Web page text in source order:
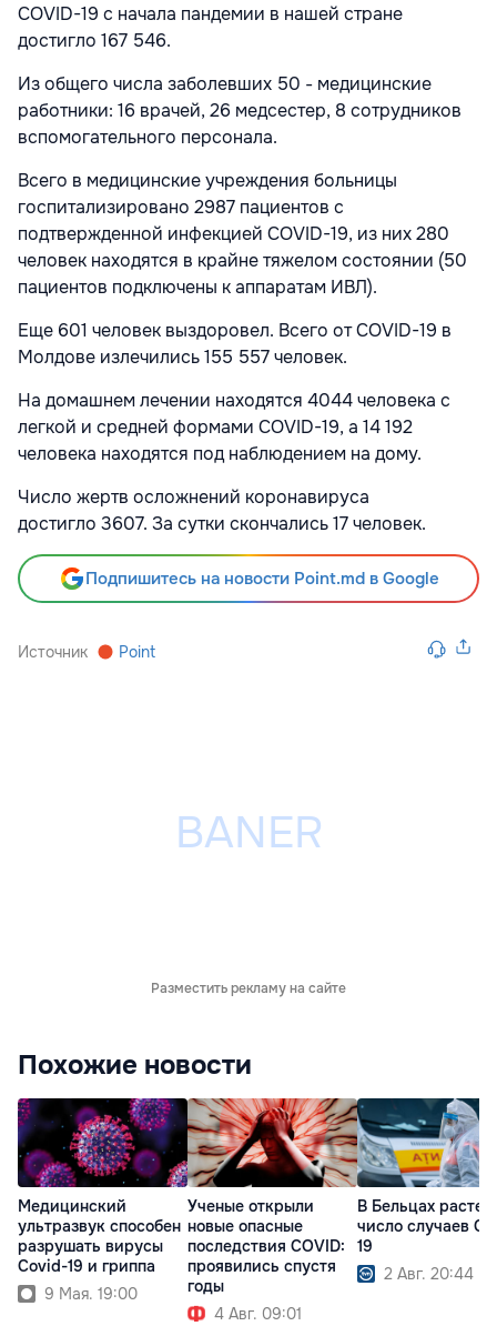
COVID-19 с начала пандемии в нашей стране
достигло 167 546.
Из общего числа заболевших 50 - медицинские
работники: 16 врачей, 26 медсестер, 8 сотрудников
вспомогательного персонала.
Всего в медицинские учреждения больницы
госпитализировано 2987 пациентов с
подтвержденной инфекцией COVID-19, из них 280
человек находятся в крайне тяжелом состоянии (50
пациентов подключены к аппаратам ИВЛ).
Еще 601 человек выздоровел. Всего от COVID-19 в
Молдове излечились 155 557 человек.
На домашнем лечении находятся 4044 человека с
легкой и средней формами COVID-19, а 14 192
человека находятся под наблюдением на дому.
Число жертв осложнений коронавируса
достигло 3607. За сутки скончались 17 человек.
Подпишитесь на новости Point.md в Google
Источник Point
Разместить рекламу на сайте
Похожие новости
Медицинский
ультразвук способен
разрушать вирусы
Covid-19 и гриппа
9 Мая. 19:00
Ученые открыли
новые опасные
последствия COVID:
проявились спустя
годы
4 Авг. 09:01
В Бельцах растет
число случаев
19
2 Авг. 20:44